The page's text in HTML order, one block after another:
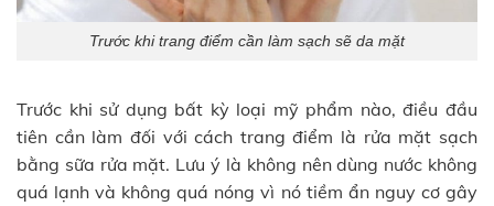
Trước khi trang điểm cần làm sạch sẽ da mặt
Trước khi sử dụng bất kỳ loại mỹ phẩm nào, điều đầu
tiên cần làm đối với cách trang điểm là rửa mặt sạch
bằng sữa rửa mặt. Lưu ý là không nên dùng nước không
quá lạnh và không quá nóng vì nó tiềm ẩn nguy cơ gây